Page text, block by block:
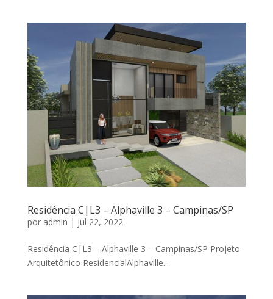
Residência C|L3 – Alphaville 3 – Campinas/SP
por admin | jul 22, 2022
Residência C|L3 – Alphaville 3 – Campinas/SP Projeto
Arquitetônico ResidencialAlphaville...